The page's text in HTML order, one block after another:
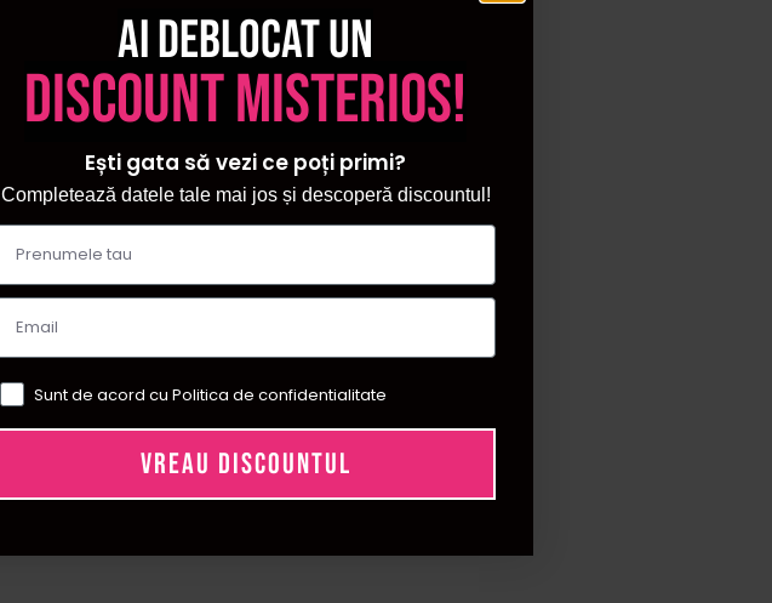
Ai deblocat un
discount misterios!
Ești gata să vezi ce poți primi?
Completează datele tale mai jos și descoperă discountul!
Sunt de acord cu Politica de confidentialitate
VREAU DISCOUNTUL